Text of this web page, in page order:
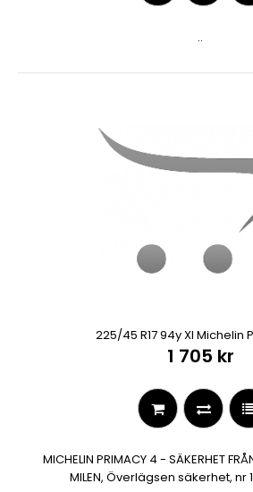
..
225/45 R17 94y Xl Michelin
1 705 kr
MICHELIN PRIMACY 4 - SÄKERHET
MILEN, Överlägsen säkerhet, nr